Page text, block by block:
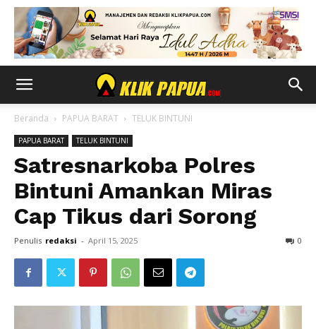
Beranda PAPUA BARAT TELUK BINTUNI
PAPUA BARAT TELUK BINTUNI
Satresnarkoba Polres
Bintuni Amankan Miras
Cap Tikus dari Sorong
Penulis redaksi - April 15, 2025 0